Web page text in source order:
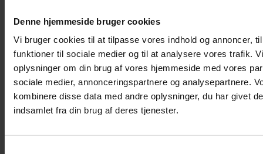
Denne hjemmeside bruger cookies
Vi bruger cookies til at tilpasse vores indhold og annoncer,
funktioner til sociale medier og til at analysere vores trafik.
oplysninger om din brug af vores hjemmeside med vores
sociale medier, annonceringspartnere og analysepartnere.
kombinere disse data med andre oplysninger, du har givet
indsamlet fra din brug af deres tjenester.
Kaninbur
Rottebur
Marsvinebur
Løbegård
Overdækning løbegård
Indretning til bure